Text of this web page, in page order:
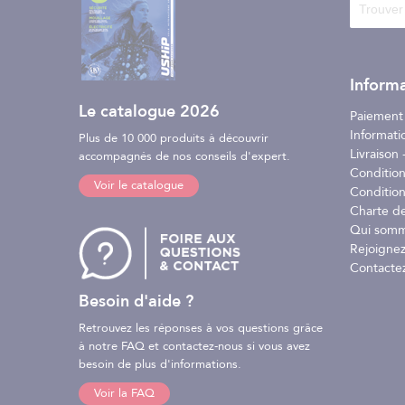
Le catalogue 2026
Plus de 10 000 produits à découvrir
accompagnés de nos conseils d'expert.
Voir le catalogue
Besoin d'aide ?
Retrouvez les réponses à vos questions grâce
à notre FAQ et contactez-nous si vous avez
besoin de plus d'informations.
Voir la FAQ
Livraison
Charte
Qui